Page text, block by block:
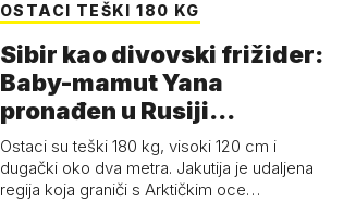
OSTACI TEŠKI 180 KG
Sibir kao divovski frižider:
Baby-mamut Yana
pronađen u Rusiji
najsačuvaniji je…
Ostaci su teški 180 kg, visoki 120 cm i
dugački oko dva metra. Jakutija je udaljena
regija koja graniči s Arktičkim oce…